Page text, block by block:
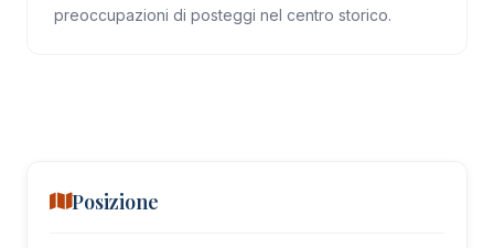
preoccupazioni di posteggi nel centro storico.
Posizione